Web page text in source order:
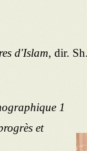
d'Islam, dir.
1
et